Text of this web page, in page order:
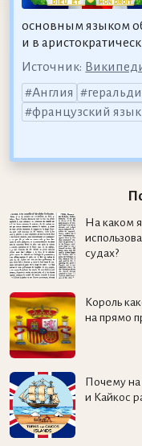
основным языком
и в
Источник:
Англия
французский язык
На каком
судах?
Король
на прямо
Почему на
и Кайкос